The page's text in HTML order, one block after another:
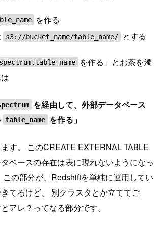
を作る
s3://bucket_name/table_name/ とする
spectrum.table_name
を作る」とお茶を濁
を経由して、外部データベース
table_name を作る」
す。 このCREATE EXTERNAL TABLE
ベースの存在は表に現れないようになっ
の部分が、Redshiftを単純に運用してい
てるけど、 別クラスタとか立ててご
アレ？ってなる部分です。